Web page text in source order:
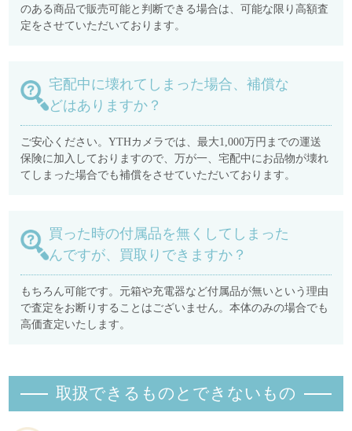
のある商品で販売可能と判断できる場合は、可能な限り高額査
定をさせていただいております。
宅配中に壊れてしまった場合、補償な
どはありますか？
ご安心ください。YTHカメラでは、最大1,000万円までの運送
保険に加入しておりますので、万が一、宅配中にお品物が壊れ
てしまった場合でも補償をさせていただいております。
買った時の付属品を無くしてしまった
んですが、買取りできますか？
もちろん可能です。元箱や充電器など付属品が無いという理由
で査定をお断りすることはございません。本体のみの場合でも
高価査定いたします。
取扱できるものとできないもの